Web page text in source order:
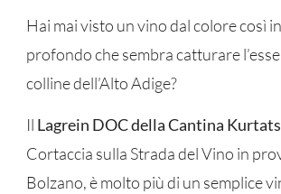
Hai mai visto un vino dal colore così
profondo che sembra catturare
colline dell’Alto Adige?
Il Lagrein DOC della Cantina
Cortaccia sulla Strada del Vino in
Bolzano, è molto più di un semplice